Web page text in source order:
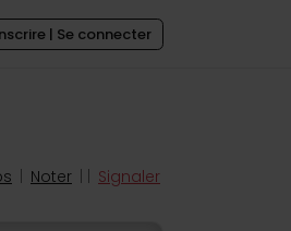
| Se connecter
Noter Signaler